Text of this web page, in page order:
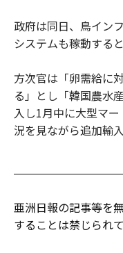
政府は同日、鳥イン
システムも稼動する
方次官は「卵需給に
る」とし「韓国農水
入し1月中に大型マ
況を見ながら追加輸
亜洲日報の記事等を
することは禁じられて